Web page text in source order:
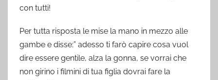
con tutti!
Per tutta risposta le mise la mano in mezzo alle
gambe e disse:” adesso ti farò capire cosa vuol
dire essere gentile, alza la gonna, se vorrai che
non girino i filmini di tua figlia dovrai fare la